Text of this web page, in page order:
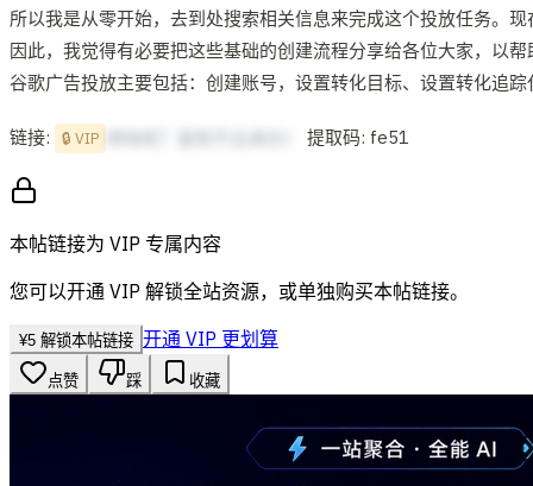
所以我是从零开始，去到处搜索相关信息来完成这个投放任务。
因此，我觉得有必要把这些基础的创建流程分享给各位大家，以
谷歌广告投放主要包括：创建账号，设置转化目标、设置转化追
链接: 🔒 VIP 提取码: fe51
本帖链接为 VIP 专属内容
您可以开通 VIP 解锁全站资源，或单独购买本帖链接。
¥5 解锁本帖链接 开通 VIP 更划算
点赞 踩 收藏